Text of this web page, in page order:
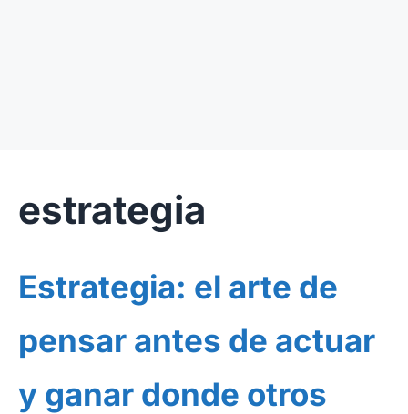
estrategia
Estrategia: el arte de
pensar antes de actuar
y ganar donde otros